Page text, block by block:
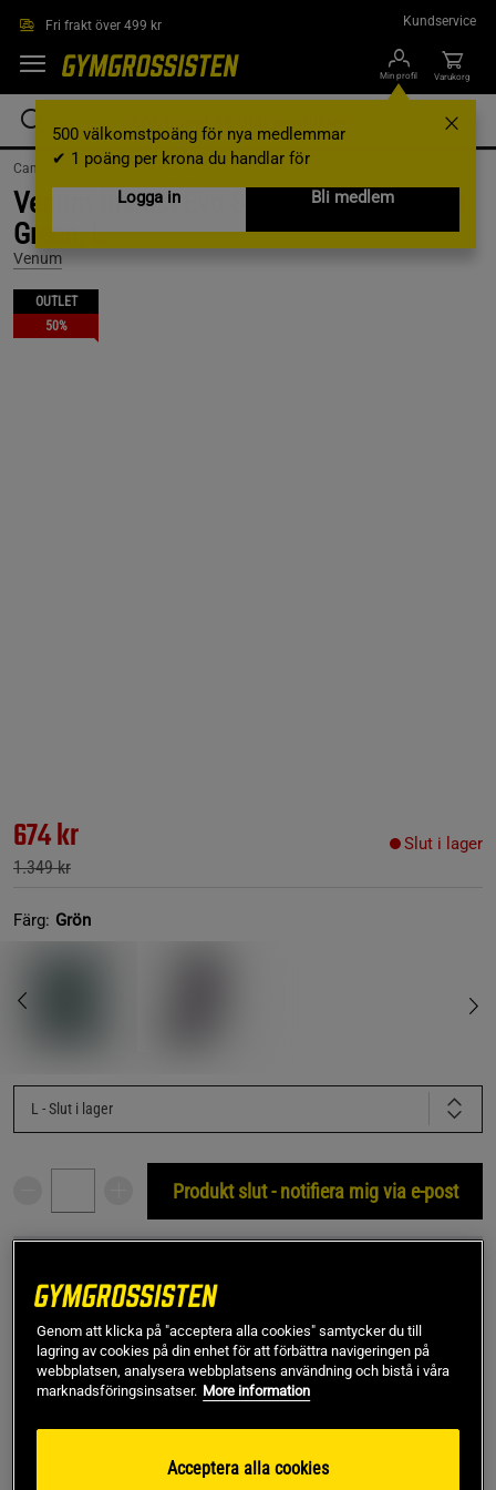
Fri frakt över 499 kr Kundservice
Min profil
500 välkomstpoäng för nya medlemmar
✔ 1 poäng per krona du handlar för
Logga in
Bli medlem
Varukorg
Campaigns / Outlet / Outlet redskap
Venum Impact Evo Shinguards Esmerald
Green, L
Venum
OUTLET
50%
674 kr
1.349 kr
Slut i lager
Färg: Grön
L - Slut i lager
Produkt slut - notifiera mig via e-post
när produkter åter finns i lager.
SKU #VENUM-05062-005R | EAN3611441805122
Maximera ditt skydd och din prestation med Venum Impact
Evo Shinguards – den ultimata kombinationen av komfort
och hållbarhet.
Genom att klicka på "acceptera alla cookies" samtycker du till
lagring av cookies på din enhet för att förbättra navigeringen på
webbplatsen, analysera webbplatsens användning och bistå i våra
marknadsföringsinsatser. More information
Acceptera alla cookies